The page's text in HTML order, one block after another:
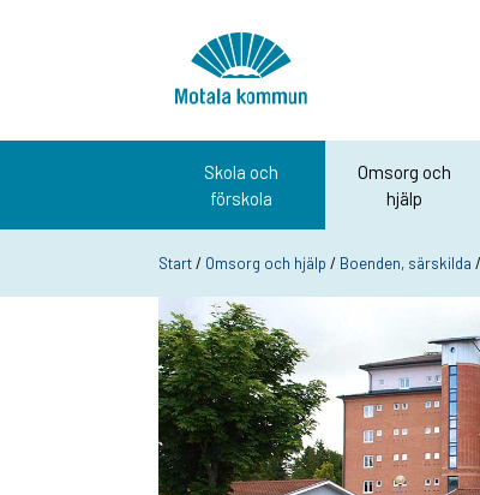
Skola och
förskola
Omsorg och
hjälp
Start/ Omsorg och hjälp / Boenden, särskilda /